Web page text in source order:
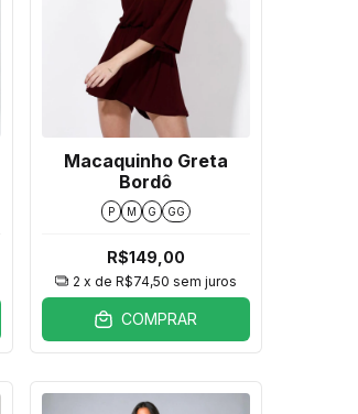
Macaquinho Greta
Bordô
P M G GG
R$149,00
2 x de R$74,50 sem juros
COMPRAR